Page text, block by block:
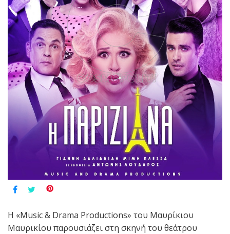
H «Music & Drama Productions» του Μαυρίκιου
Μαυρικίου παρουσιάζει στη σκηνή του θεάτρου